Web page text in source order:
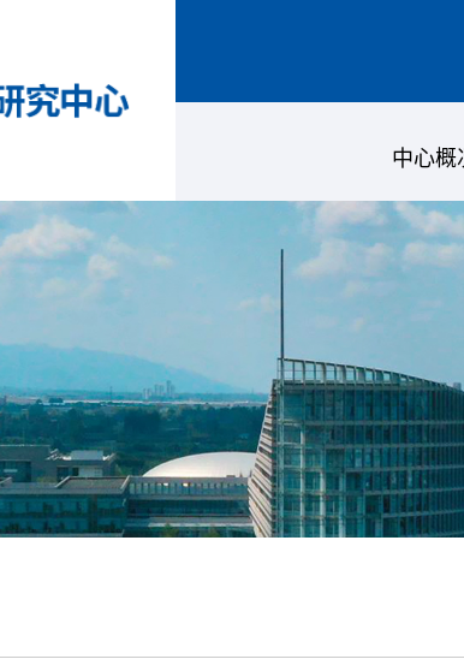
中心概